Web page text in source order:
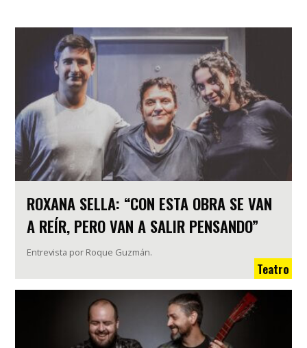
ROXANA SELLA: “CON ESTA OBRA SE VAN
A REÍR, PERO VAN A SALIR PENSANDO”
Entrevista por Roque Guzmán.
Teatro